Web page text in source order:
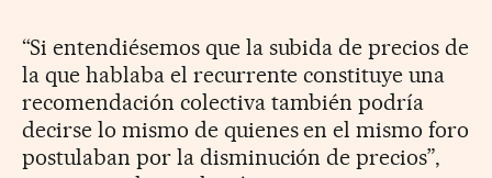
“Si entendiésemos que la subida de precios de
la que hablaba el recurrente constituye una
recomendación colectiva también podría
decirse lo mismo de quienes en el mismo foro
postulaban por la disminución de precios”,